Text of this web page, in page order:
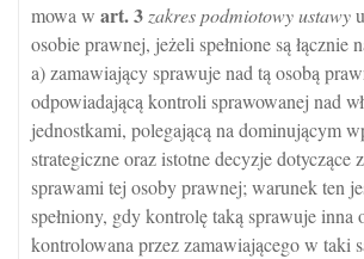
mowa w art.3 zakres podmiotowy ustawy
osobie prawnej, jeżeli spełnione są łącznie
a) zamawiający sprawuje nad tą osobą
odpowiadającą kontroli sprawowanej nad
jednostkami, polegającą na dominującym
strategiczne oraz istotne decyzje dotyczące
sprawami tej osoby prawnej; warunek ten
spełniony, gdy kontrolę taką sprawuje inna
kontrolowana przez zamawiającego w taki